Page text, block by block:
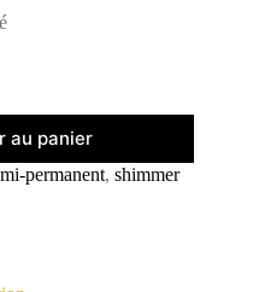
au panier
permanent, shimmer